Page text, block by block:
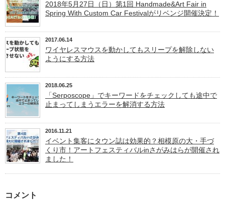
2018年5月27日（日）第1回 Handmade&Art Fair in
Spring With Custom Car Festivalがリベンジ開催決定！
2017.06.14
ワイヤレスマウスを動かしてもスリープを解除しない
ようにする方法
2018.06.25
「Serposcope」でキーワードをチェックしても途中で
止まってしまうエラーを解消する方法
2016.11.21
イベント集客にタウン誌は効果的？相模原の大・手づ
くり市！アートフェスティバルinさがみはらが開催され
ました！
コメント